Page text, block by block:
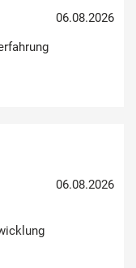
06.08.2026
06.08.2026